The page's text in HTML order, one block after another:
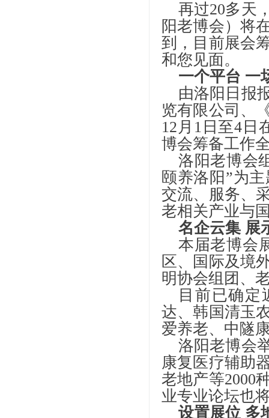
再过20多天
阳老博会）将
到，目前展会
和您见面。
一个平台 一
由洛阳日报
览有限公司、
12月1日至4日
博会筹备工作
洛阳老博会
颐养洛阳”为
交流、服务、
老相关产业与
名企云集 展
本届老博会
区、国际及境
明协会组团、
目前已确定
达、韩国清玉
爱养老、中隧
洛阳老博会
康复医疗辅助
老地产等2000
业专业论坛也
设置展位 多